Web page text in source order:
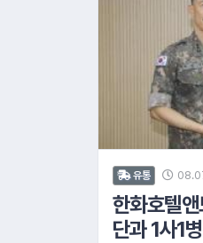
유통
한화호텔
단과 1사1